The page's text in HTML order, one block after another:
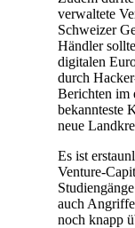
verwaltete
Schweizer
Händler
digitalen
durch
Berichten im
bekannteste
neue
Es ist
Venture-
auch
noch knapp